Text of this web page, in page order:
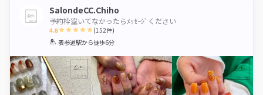
SalondeCC.Chiho
予約枠空いてなかったらﾒｯｾｰｼﾞください
4.8
1 2 3 4 5
(152件)
表参道駅から徒歩6分